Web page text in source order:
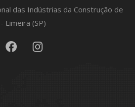
das Indústrias da Construção de
Limeira (SP)